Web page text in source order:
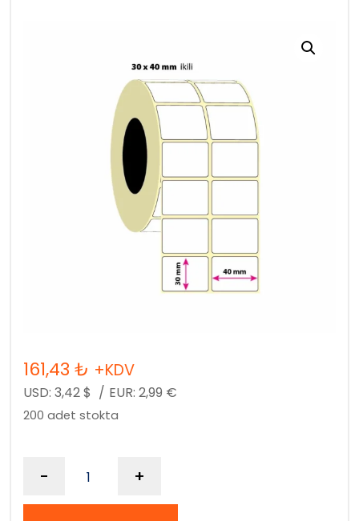
161,43 ₺ +KDV
USD: 3,42$ / EUR: 2,99 €
200 adet stokta
- +